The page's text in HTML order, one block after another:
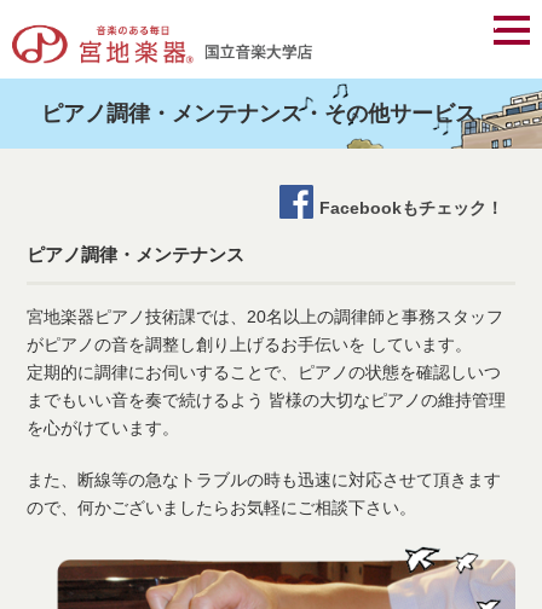
ピアノ調律・メンテナンス・その他サービス
Facebookもチェック！
ピアノ調律・メンテナンス
宮地楽器ピアノ技術課では、20名以上の調律師と事務スタッフ
がピアノの音を調整し創り上げるお手伝いを しています。
定期的に調律にお伺いすることで、ピアノの状態を確認しいつ
までもいい音を奏で続けるよう 皆様の大切なピアノの維持管理
を心がけています。
また、断線等の急なトラブルの時も迅速に対応させて頂きます
ので、何かございましたらお気軽にご相談下さい。